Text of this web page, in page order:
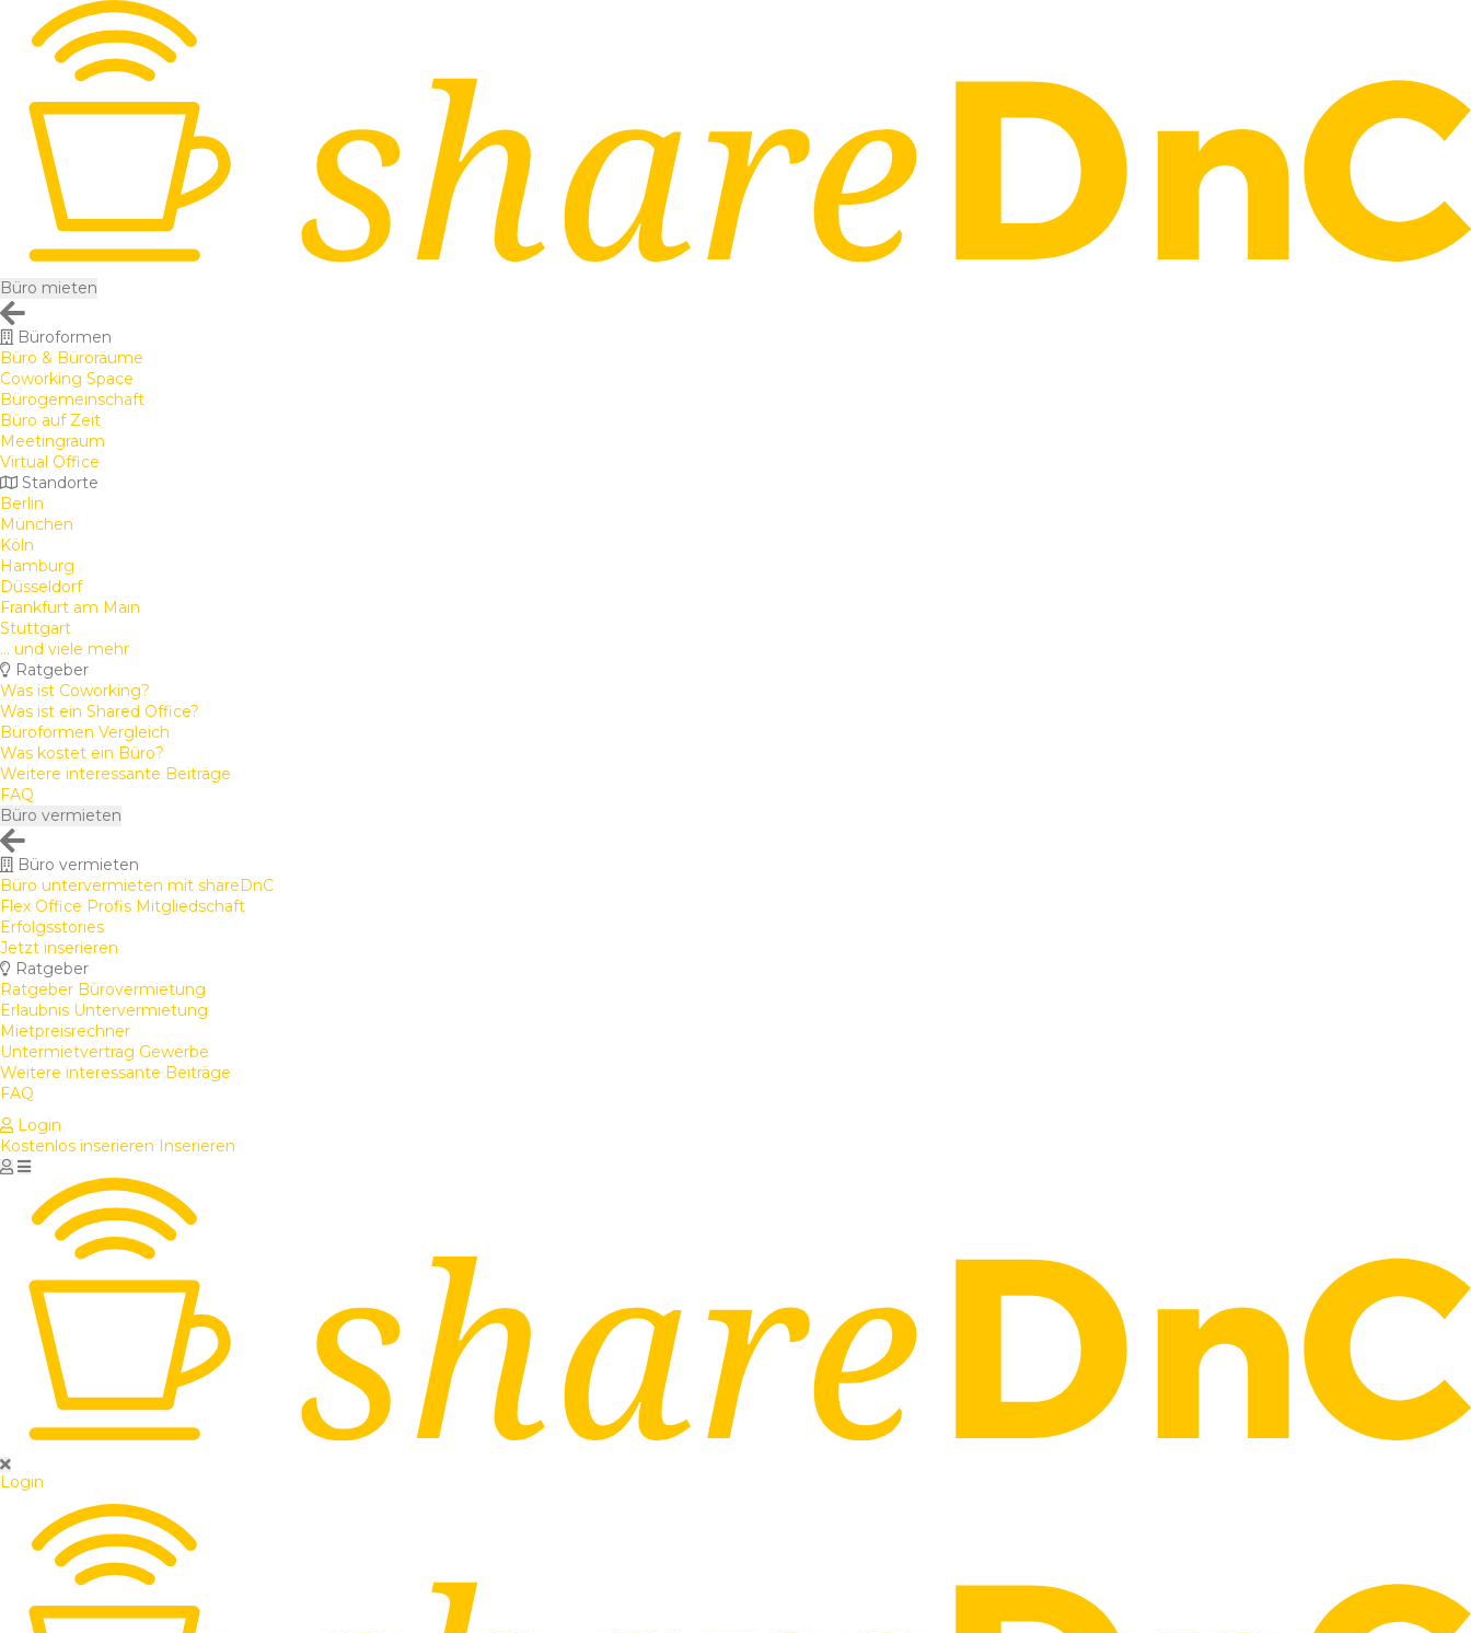
Büro mieten
Büroformen
Büro & Büroräume
Coworking Space
Bürogemeinschaft
Büro auf Zeit
Meetingraum
Virtual Office
Standorte
Berlin
München
Köln
Hamburg
Düsseldorf
Frankfurt am Main
Stuttgart
... und viele mehr
Ratgeber
Was ist Coworking?
Was ist ein Shared Office?
Büroformen Vergleich
Was kostet ein Büro?
Weitere interessante Beiträge
FAQ
Büro vermieten
Büro vermieten
Büro untervermieten mit shareDnC
Flex Office Profis Mitgliedschaft
Erfolgsstories
Jetzt inserieren
Ratgeber
Ratgeber Bürovermietung
Erlaubnis Untervermietung
Mietpreisrechner
Untermietvertrag Gewerbe
Weitere interessante Beiträge
FAQ
Login
Kostenlos inserieren Inserieren
Login